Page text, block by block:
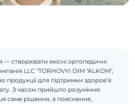
— створювати якісні ортопедичні
LLC "TORHOVYI DIM "ALKOM",
продукції для підтримки здоров’я
З часом прийшло розуміння:
саме рішення, а пояснення,